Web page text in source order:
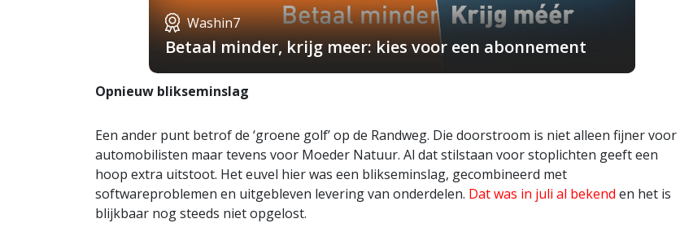
Washin7
Betaal minder, krijg meer: kies voor een abonnement
Opnieuw blikseminslag
Een ander punt betrof de ‘groene golf’ op de Randweg. Die doorstroom is niet alleen fijner voor
automobilisten maar tevens voor Moeder Natuur. Al dat stilstaan voor stoplichten geeft een
hoop extra uitstoot. Het euvel hier was een blikseminslag, gecombineerd met
softwareproblemen en uitgebleven levering van onderdelen. Dat was in juli al bekend en het is
blijkbaar nog steeds niet opgelost.